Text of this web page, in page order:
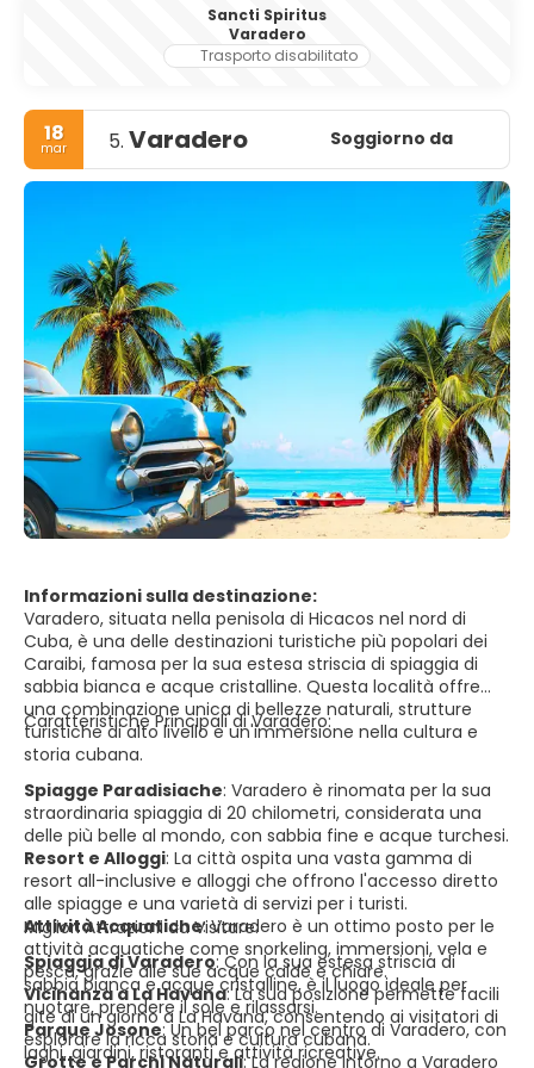
Sancti Spiritus
Varadero
Trasporto disabilitato
18
mar 5. Varadero Soggiorno da
Informazioni sulla destinazione:
Varadero, situata nella penisola di Hicacos nel nord di
Cuba, è una delle destinazioni turistiche più popolari dei
Caraibi, famosa per la sua estesa striscia di spiaggia di
sabbia bianca e acque cristalline. Questa località offre
una combinazione unica di bellezze naturali, strutture
turistiche di alto livello e un'immersione nella cultura e
storia cubana.
Caratteristiche Principali di Varadero:
Spiagge Paradisiache: Varadero è rinomata per la sua
straordinaria spiaggia di 20 chilometri, considerata una
delle più belle al mondo, con sabbia fine e acque turchesi.
Resort e Alloggi: La città ospita una vasta gamma di
resort all-inclusive e alloggi che offrono l'accesso diretto
alle spiagge e una varietà di servizi per i turisti.
Attività Acquatiche:Varadero è un ottimo posto per le
attività acquatiche come snorkeling, immersioni, vela e
pesca, grazie alle sue acque calde e chiare.
Vicinanza a La Havana:La sua posizione permette facili
gite di un giorno a La Havana, consentendo ai visitatori di
esplorare la ricca storia e cultura cubana.
Grotte e Parchi Naturali:La regione intorno a Varadero
Migliori Attrazioni da Visitare:
Spiaggia di Varadero:Con la sua estesa striscia di
sabbia bianca e acque cristalline, è il luogo ideale per
nuotare, prendere il sole e rilassarsi.
Parque Josone:Un bel parco nel centro di Varadero, con
laghi, giardini, ristoranti e attività ricreative.